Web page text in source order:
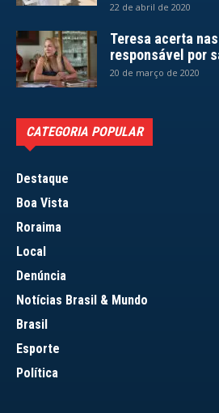
22 de abril de 2020
Teresa acerta
responsável por
20 de março de 2020
CATEGORIA POPULAR
Destaque
Boa Vista
Roraima
Local
Denúncia
Notícias Brasil & Mundo
Brasil
Esporte
Política